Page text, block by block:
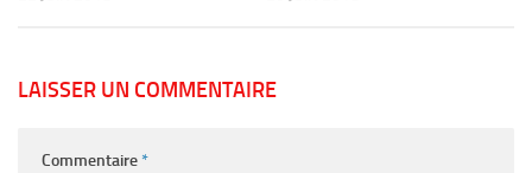
LAISSER UN COMMENTAIRE
Commentaire*